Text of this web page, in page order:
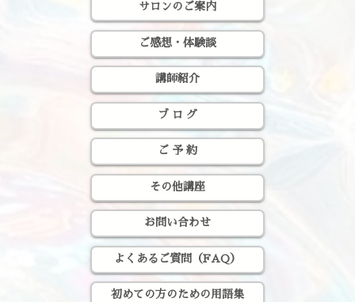
サロンのご案内
ご感想・体験談
講師紹介
ブ ロ グ
ご 予 約
その他講座
お問い合わせ
よくあるご質問（FAQ）
初めての方のための用語集